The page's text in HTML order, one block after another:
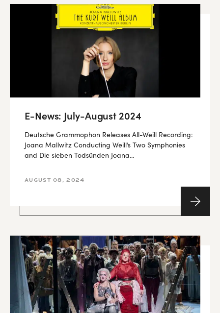
E-News: July-August 2024
Deutsche Grammophon Releases All-Weill Recording:
Joana Mallwitz Conducting Weill’s Two Symphonies
and Die sieben Todsünden Joana...
AUGUST 08, 2024